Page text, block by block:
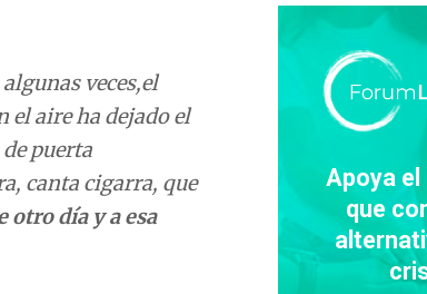
algunas veces,el
el aire ha dejado el
puerta
canta cigarra, que
otro día y a esa
Apoya
que